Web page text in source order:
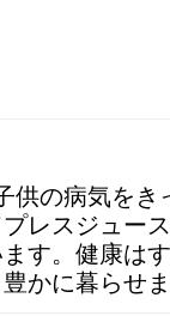
供の病気をき
レスジュー
す。健康は
かに暮らせ